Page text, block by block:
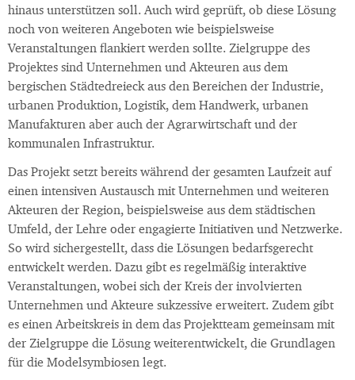
hinaus unterstützen soll. Auch wird geprüft, ob diese Lösung
noch von weiteren Angeboten wie beispielsweise
Veranstaltungen flankiert werden sollte. Zielgruppe des
Projektes sind Unternehmen und Akteuren aus dem
bergischen Städtedreieck aus den Bereichen der Industrie,
urbanen Produktion, Logistik, dem Handwerk, urbanen
Manufakturen aber auch der Agrarwirtschaft und der
kommunalen Infrastruktur.
Das Projekt setzt bereits während der gesamten Laufzeit auf
einen intensiven Austausch mit Unternehmen und weiteren
Akteuren der Region, beispielsweise aus dem städtischen
Umfeld, der Lehre oder engagierte Initiativen und Netzwerke.
So wird sichergestellt, dass die Lösungen bedarfsgerecht
entwickelt werden. Dazu gibt es regelmäßig interaktive
Veranstaltungen, wobei sich der Kreis der involvierten
Unternehmen und Akteure sukzessive erweitert. Zudem gibt
es einen Arbeitskreis in dem das Projektteam gemeinsam mit
der Zielgruppe die Lösung weiterentwickelt, die Grundlagen
für die Modelsymbiosen legt.